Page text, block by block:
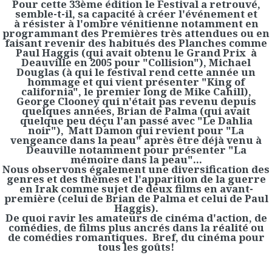
Pour cette 33ème édition le Festival a retrouvé,
semble-t-il, sa capacité à créer l'événement et
à résister à l'ombre vénitienne notamment en
programmant des Premières très attendues ou en
faisant revenir des habitués des Planches comme
Paul Haggis (qui avait obtenu le Grand Prix à
Deauville en 2005 pour "Collision"), Michael
Douglas (à qui le festival rend cette année un
hommage et qui vient présenter "King of
california", le premier long de Mike Cahill),
George Clooney qui n'était pas revenu depuis
quelques années, Brian de Palma (qui avait
quelque peu déçu l'an passé avec "Le Dahlia
noir"), Matt Damon qui revient pour "La
vengeance dans la peau" après être déjà venu à
Deauville notamment pour présenter "La
mémoire dans la peau"...
Nous observons également une diversification des
genres et des thèmes et l'apparition de la guerre
en Irak comme sujet de deux films en avant-
première (celui de Brian de Palma et celui de Paul
Haggis).
De quoi ravir les amateurs de cinéma d'action, de
comédies, de films plus ancrés dans la réalité ou
de comédies romantiques. Bref, du cinéma pour
tous les goûts!